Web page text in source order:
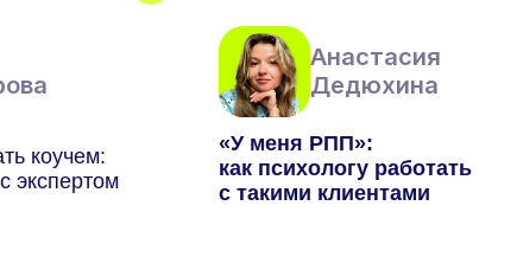
коучем:
экспертом
Анастасия
Дедюхина
«У меня РПП»:
как психологу работать
с такими клиентами